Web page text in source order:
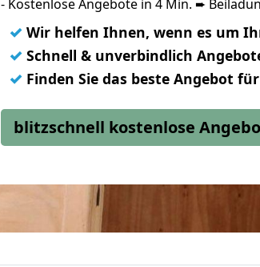
- Kostenlose Angebote in 4 Min. ➨
✓ Wir helfen Ihnen, wenn es um
✓ Schnell & unverbindlich
✓ Finden Sie das beste Angebot
blitzschnell kostenlose